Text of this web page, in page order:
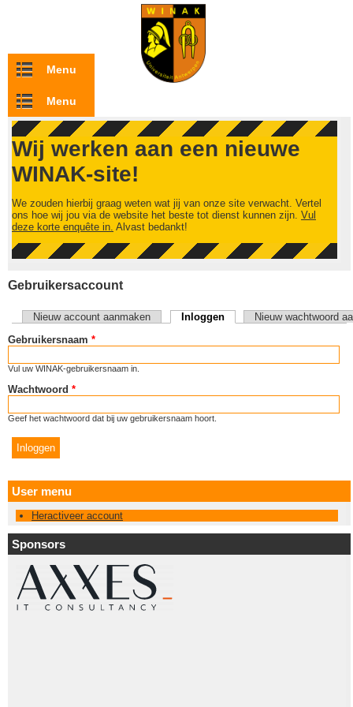
Overslaan en naar de inhoud gaan
Menu
Menu
Wij werken aan een nieuwe
WINAK-site!
We zouden hierbij graag weten wat jij van onze site verwacht. Vertel
ons hoe wij jou via de website het beste tot dienst kunnen zijn. Vul
deze korte enquête in. Alvast bedankt!
Gebruikersaccount
Primaire tabs
Nieuw account aanmaken Inloggen(actieve tabblad)
Nieuw wachtwoord
Gebruikersnaam *
Vul uw WINAK-gebruikersnaam in.
Wachtwoord *
Geef het wachtwoord dat bij uw gebruikersnaam hoort.
User menu
Heractiveer account
Sponsors